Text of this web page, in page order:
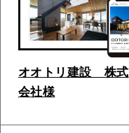
オオトリ建設 株式
会社様